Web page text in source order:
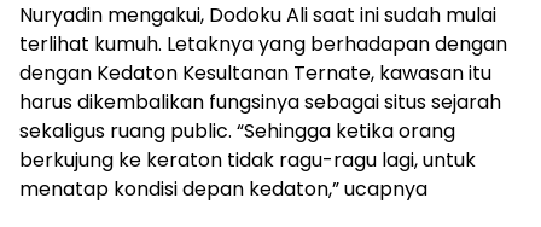
Nuryadin mengakui, Dodoku Ali saat ini sudah mulai
terlihat kumuh. Letaknya yang berhadapan dengan
dengan Kedaton Kesultanan Ternate, kawasan itu
harus dikembalikan fungsinya sebagai situs sejarah
sekaligus ruang public. “Sehingga ketika orang
berkujung ke keraton tidak ragu-ragu lagi, untuk
menatap kondisi depan kedaton,” ucapnya